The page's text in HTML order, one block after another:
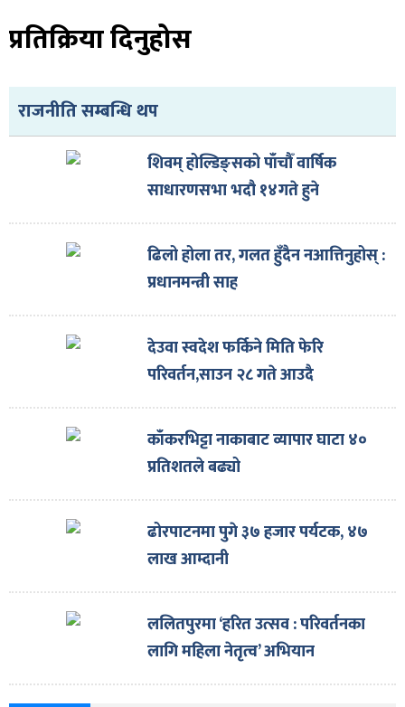
प्रतिक्रिया दिनुहोस
राजनीति सम्बन्धि थप
शिवम् होल्डिङ्सको पाँचौँ वार्षिक
साधारणसभा भदौ १४गते हुने
ढिलो होला तर, गलत हुँदैन नआत्तिनुहोस् :
प्रधानमन्त्री साह
देउवा स्वदेश फर्किने मिति फेरि
परिवर्तन,साउन २८ गते आउदै
काँकरभिट्टा नाकाबाट व्यापार घाटा ४०
प्रतिशतले बढ्यो
ढोरपाटनमा पुगे ३७ हजार पर्यटक, ४७
लाख आम्दानी
ललितपुरमा ‘हरित उत्सव : परिवर्तनका
लागि महिला नेतृत्व’ अभियान